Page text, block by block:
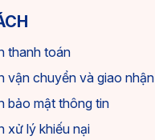
thanh toán
vận chuyển và giao nhận
bảo mật thông tin
xử lý khiếu nại